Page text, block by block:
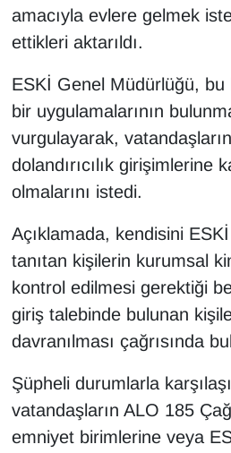
amacıyla evlere gelmek
ettikleri aktarıldı.
ESKİ Genel Müdürlüğü,
bir uygulamalarının
vurgulayarak,
dolandırıcılık girişimlerine
olmalarını istedi.
Açıklamada, kendisini
tanıtan kişilerin kurumsal
kontrol edilmesi gerektiği
giriş talebinde bulunan
davranılması çağrısında
Şüpheli durumlarla
vatandaşların ALO 185
emniyet birimlerine veya